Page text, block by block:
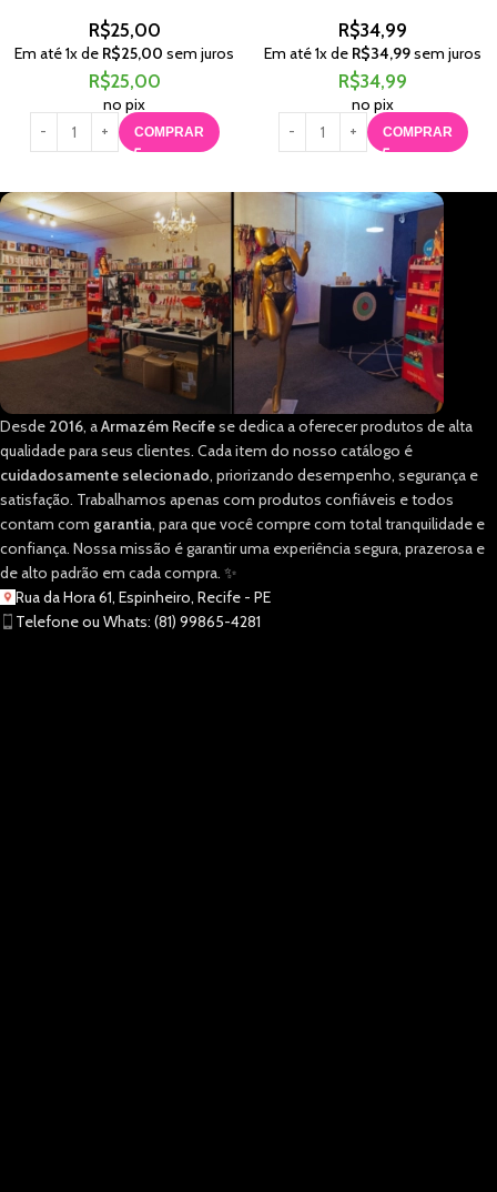
R$25,00
Em até1x de R$25,00 sem juros
R$25,00
no pix
COMPRAR
R$34,99
Em até1x de R$34,99sem juros
R$34,99
no pix
COMPRAR
Desde 2016, aArmazém Recifese dedica a oferecer produtos de alta
qualidade para seus clientes. Cada item do nosso catálogo é
cuidadosamente selecionado, priorizando desempenho, segurança e
satisfação. Trabalhamos apenas com produtos confiáveis e todos
contam com garantia, para que você compre com total tranquilidade e
confiança. Nossa missão é garantir uma experiência segura, prazerosa e
de alto padrão em cada compra. ✨
Rua da Hora 61, Espinheiro, Recife - PE
Telefone ou Whats: (81) 99865-4281